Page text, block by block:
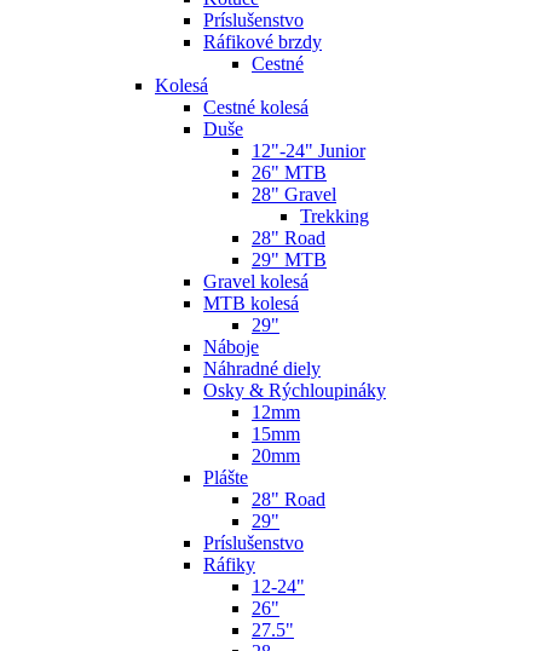
Príslušenstvo
Ráfikové brzdy
Cestné
Kolesá
Cestné kolesá
Duše
12"-24" Junior
26" MTB
28" Gravel
Trekking
28" Road
29" MTB
Gravel kolesá
MTB kolesá
29"
Náboje
Náhradné diely
Osky & Rýchloupináky
12mm
15mm
20mm
Plášte
28" Road
29"
Príslušenstvo
Ráfiky
12-24"
26"
27.5"